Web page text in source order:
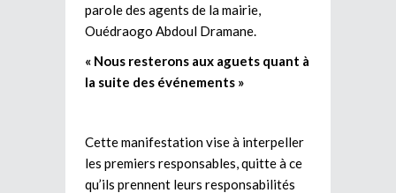
parole des agents de la mairie,
Ouédraogo Abdoul Dramane.
« Nous resterons aux aguets quant à
la suite des événements »
Cette manifestation vise à interpeller
les premiers responsables, quitte à ce
qu’ils prennent leurs responsabilités